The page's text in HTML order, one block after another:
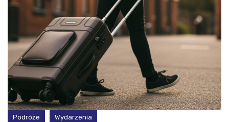
Podróże Wydarzenia